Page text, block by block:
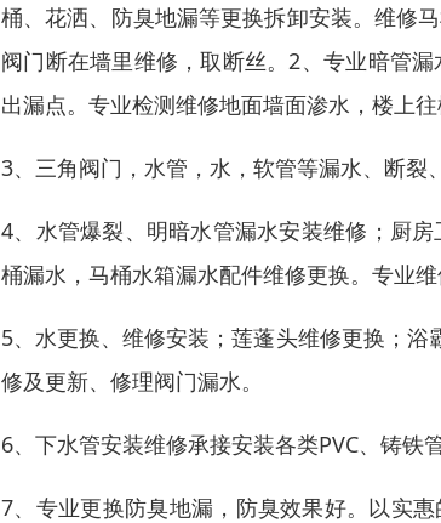
桶、花洒、防臭地漏等更换拆卸安装。维修
阀门断在墙里维修，取断丝。2、专业暗管
出漏点。专业检测维修地面墙面渗水，楼上
3、三角阀门，水管，水，软管等漏水、断裂
4、水管爆裂、明暗水管漏水安装维修；厨
桶漏水，马桶水箱漏水配件维修更换。专业维
5、水更换、维修安装；莲蓬头维修更换；浴
修及更新、修理阀门漏水。
6、下水管安装维修承接安装各类PVC、铸铁
7、专业更换防臭地漏，防臭效果好。以实